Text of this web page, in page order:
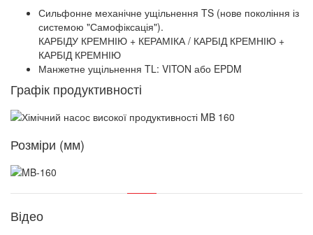
Сильфонне механічне ущільнення TS (нове покоління із
системою "Самофіксація").
КАРБІДУ КРЕМНІЮ + КЕРАМІКА / КАРБІД КРЕМНІЮ +
КАРБІД КРЕМНІЮ
Манжетне ущільнення TL: VITON або EPDM
Графік продуктивності
Розміри (мм)
Відео